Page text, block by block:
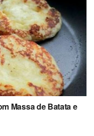
Massa de Batata e